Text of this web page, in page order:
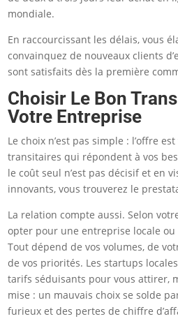
mondiale.
En raccourcissant les délais, vous
convainquez de nouveaux clients
sont satisfaits dès la première
Choisir Le Bon
Votre Entreprise
Le choix n’est pas simple : l’offre
transitaires qui répondent à vos
le coût seul n’est pas décisif et en
innovants, vous trouverez le
La relation compte aussi. Selon
opter pour une entreprise locale
Tout dépend de vos volumes, de
de vos priorités. Les startups
tarifs séduisants pour vous attirer,
mise : un mauvais choix se solde
furieux et des pertes de chiffre